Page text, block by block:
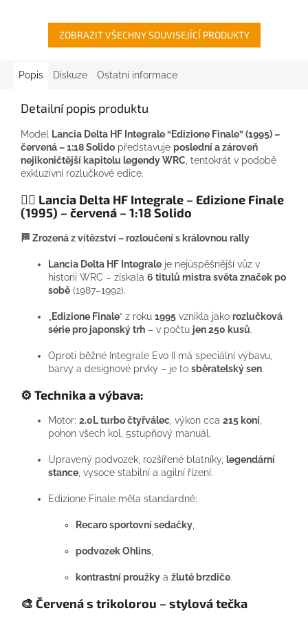
ZOBRAZIT VŠECHNY SOUVISEJÍCÍ PRODUKTY
Popis Diskuze Ostatní informace
Detailní popis produktu
Model Lancia Delta HF Integrale “Edizione Finale” (1995) –
červená – 1:18 Solido představuje poslední a zároveň
nejikoničtější kapitolu legendy WRC, tentokrát v podobě
exkluzivní rozlučkové edice.
❤️‍🔥 Lancia Delta HF Integrale – Edizione Finale
(1995) – červená – 1:18 Solido
🏁 Zrozená z vítězství – rozloučení s královnou rally
Lancia Delta HF Integrale je nejúspěšnější vůz v
historii WRC – získala 6 titulů mistra světa značek po
sobě (1987–1992).
„ Edizione Finale“ z roku 1995 vznikla jako rozlučková
série pro japonský trh – v počtu jen 250 kusů.
Oproti běžné Integrale Evo II má speciální výbavu,
barvy a designové prvky – je to sběratelský sen.
⚙️Technika a výbava:
Motor: 2.0L turbo čtyřválec, výkon cca 215 koní,
pohon všech kol, 5stupňový manuál.
Upravený podvozek, rozšířené blatníky, legendární
stance, vysoce stabilní a agilní řízení.
Edizione Finale měla standardně:
Recaro sportovní sedačky,
podvozek Ohlins,
kontrastní proužky a žluté brzdiče.
🎨 Červená s trikolorou – stylová tečka